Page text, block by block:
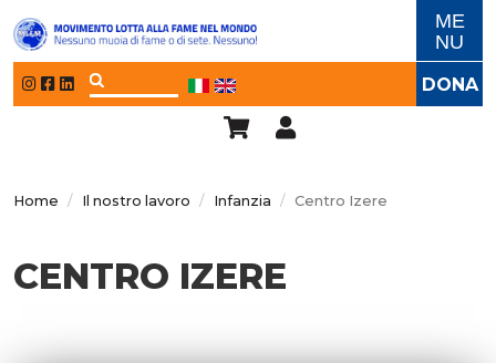
ME
NU
Salta al contenuto principale
DONA
Home Il nostro lavoro Infanzia Centro Izere
CENTRO IZERE